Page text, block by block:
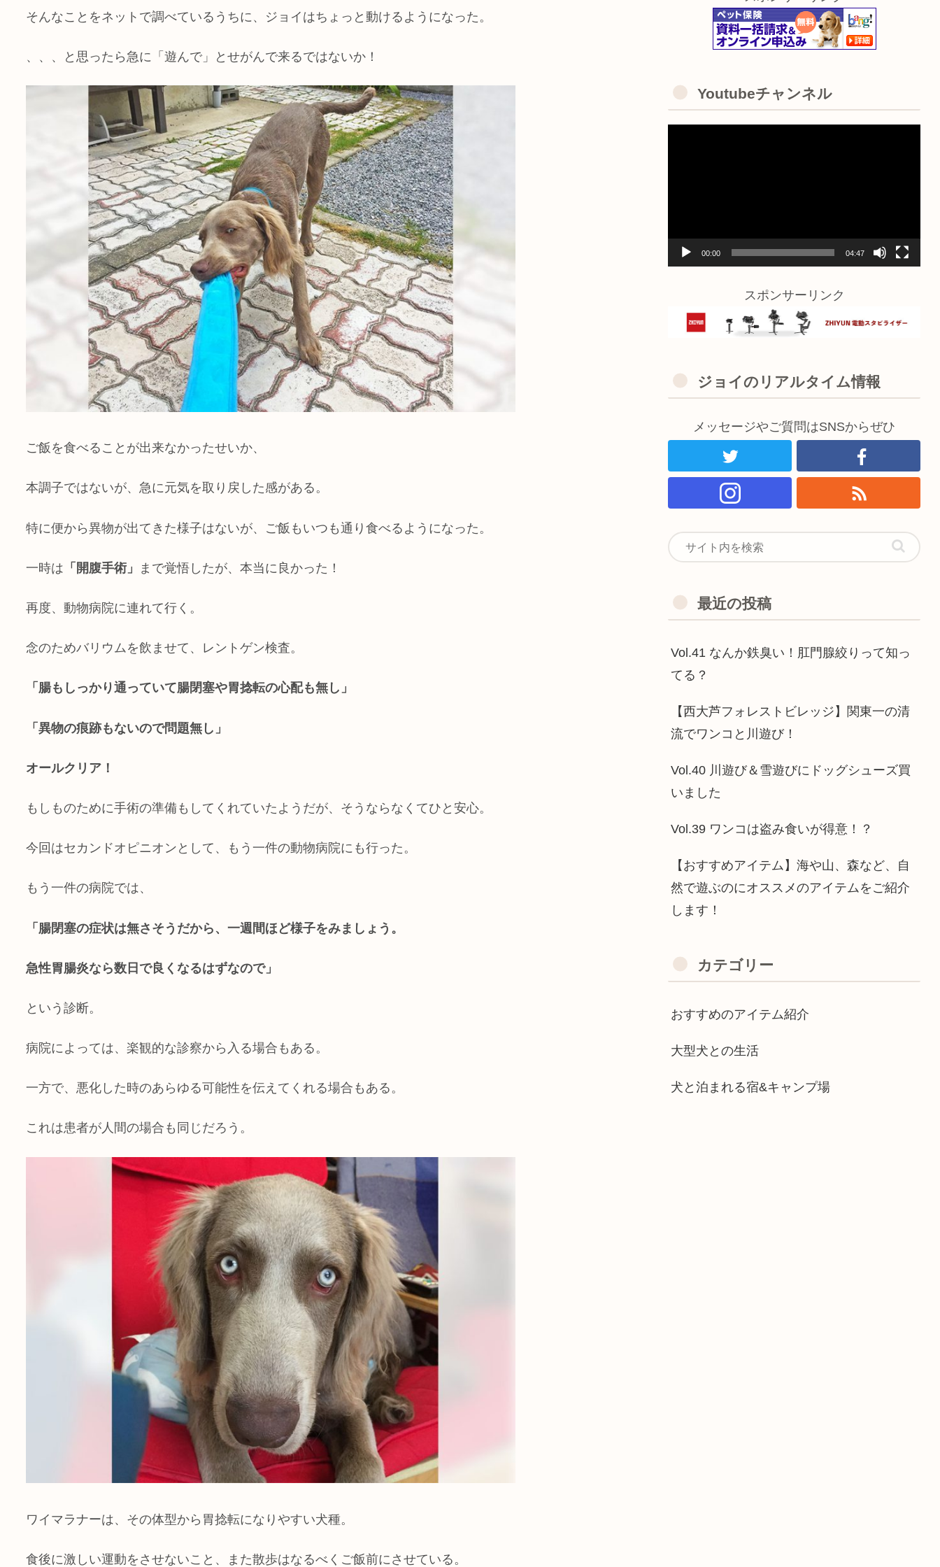
そんなことをネットで調べているうちに、ジョイはちょっと動けるようになった。
、、、と思ったら急に「遊んで」とせがんで来るではないか！
ご飯を食べることが出来なかったせいか、
本調子ではないが、急に元気を取り戻した感がある。
特に便から異物が出てきた様子はないが、ご飯もいつも通り食べるようになった。
一時は 「開腹手術」 まで覚悟したが、本当に良かった！
再度、動物病院に連れて行く。
念のためバリウムを飲ませて、レントゲン検査。
「腸もしっかり通っていて腸閉塞や胃捻転の心配も無し」
「異物の痕跡もないので問題無し」
オールクリア！
もしものために手術の準備もしてくれていたようだが、そうならなくてひと安心。
今回はセカンドオピニオンとして、もう一件の動物病院にも行った。
もう一件の病院では、
「腸閉塞の症状は無さそうだから、一週間ほど様子をみましょう。
急性胃腸炎なら数日で良くなるはずなので」
という診断。
病院によっては、楽観的な診察から入る場合もある。
一方で、悪化した時のあらゆる可能性を伝えてくれる場合もある。
これは患者が人間の場合も同じだろう。
ワイマラナーは、その体型から胃捻転になりやすい犬種。
食後に激しい運動をさせないこと、また散歩はなるべくご飯前にさせている。
Youtubeチャンネル
ー
00:00 04:47
スポンサーリンク
ジョイのリアルタイム情報
メッセージやご質問はSNSからぜひ
最近の投稿
Vol.41 なんか鉄臭い！肛門腺絞りって知っ
てる？
【西大芦フォレストビレッジ】関東一の清
流でワンコと川遊び！
Vol.40 川遊び＆雪遊びにドッグシューズ買
いました
Vol.39 ワンコは盗み食いが得意！？
【おすすめアイテム】海や山、森など、自
然で遊ぶのにオススメのアイテムをご紹介
します！
カテゴリー
おすすめのアイテム紹介
大型犬との生活
犬と泊まれる宿&キャンプ場